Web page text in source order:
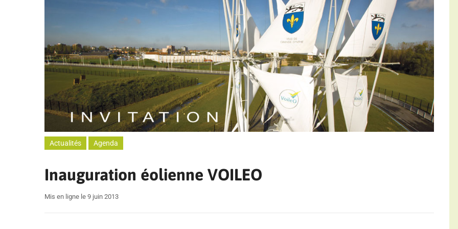
Actualités Agenda
Inauguration éolienne VOILEO
Mis en ligne le 9 juin 2013